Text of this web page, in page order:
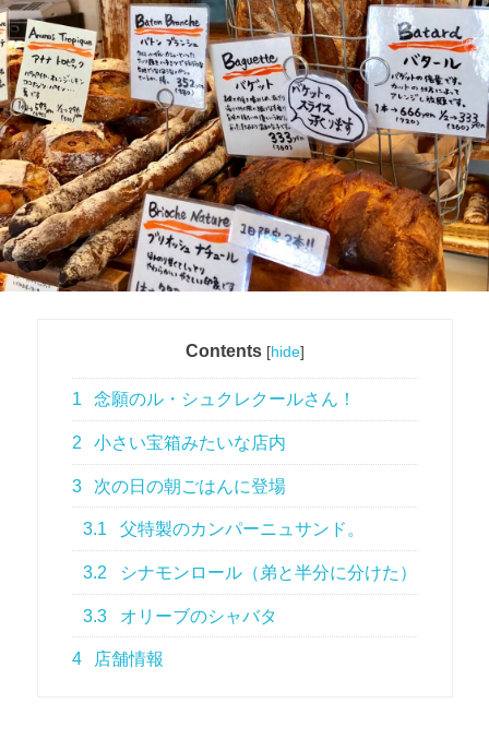
Contents [hide]
1 念願のル・シュクレクールさん！
2 小さい宝箱みたいな店内
3 次の日の朝ごはんに登場
3.1 父特製のカンパーニュサンド。
3.2 シナモンロール（弟と半分に分けた）
3.3 オリーブのシャバタ
4 店舗情報